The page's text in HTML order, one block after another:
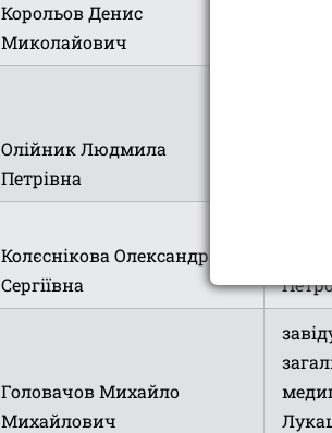
Корольов Денис
Миколайович
-
Олійник Людмила
Петрівна
Колєснікова Олександра
Сергіївна
-
Головачов Михайло
Михайлович